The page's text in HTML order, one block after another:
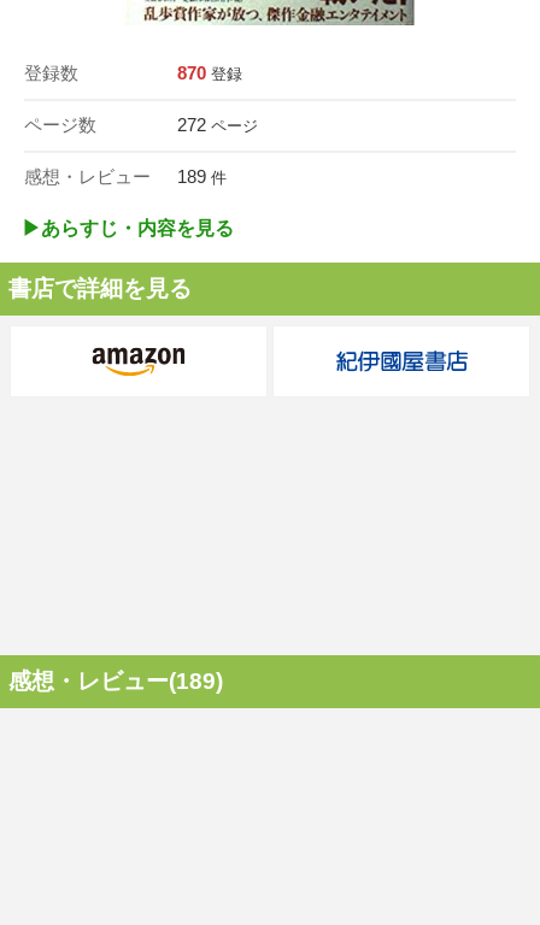
登録数 870 登録
ページ数 272 ページ
感想・レビュー 189 件
▶︎あらすじ・内容を見る
書店で詳細を見る
感想・レビュー(189)